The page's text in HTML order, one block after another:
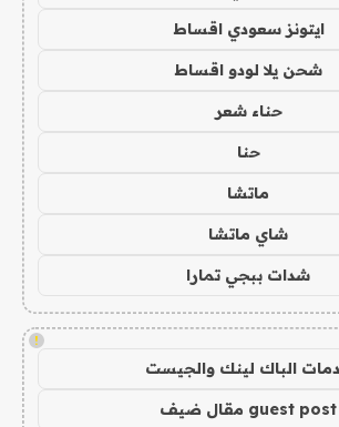
ايتونز سعودي اقساط
شحن يلا لودو اقساط
حناء شعر
حنا
ماتشا
شاي ماتشا
شدات ببجي تمارا
!
الباك لينك والجيست
guest post مقال ضيف